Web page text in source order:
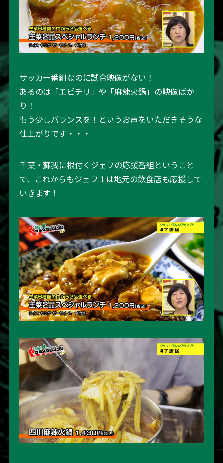
サッカー番組なのに試合映像がない！
あるのは「エビチリ」や「麻辣火鍋」の映像ばか
り！
もう少しバランスを！というお声をいただきそうな
仕上がりです・・・
千葉・蘇我に根付くジェフの応援番組ということ
で、これからもジェフ１は地元の飲食店も応援して
いきます！